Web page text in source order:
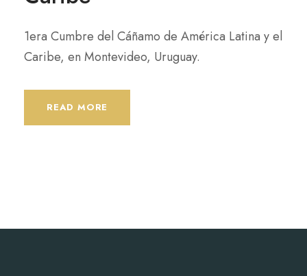
1era Cumbre del Cáñamo de América Latina y el
Caribe, en Montevideo, Uruguay.
READ MORE